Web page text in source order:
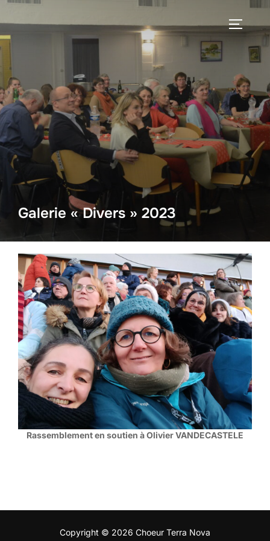
au
contenu
Galerie « Divers » 2023
Rassemblement en soutien à Olivier VANDECASTELE
Copyright © 2026 Choeur Terra Nova